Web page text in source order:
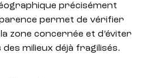
précisément
permet de vérifier
zone concernée et d’éviter
milieux déjà fragilisés.